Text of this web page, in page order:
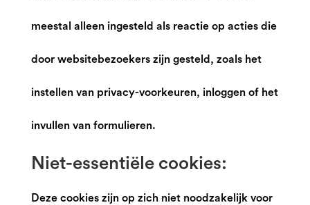
meestal alleen ingesteld als reactie op acties die
door websitebezoekers zijn gesteld, zoals het
instellen van privacy-voorkeuren, inloggen of het
invullen van formulieren.
Niet-essentiële cookies:
Deze cookies zijn op zich niet noodzakelijk voor